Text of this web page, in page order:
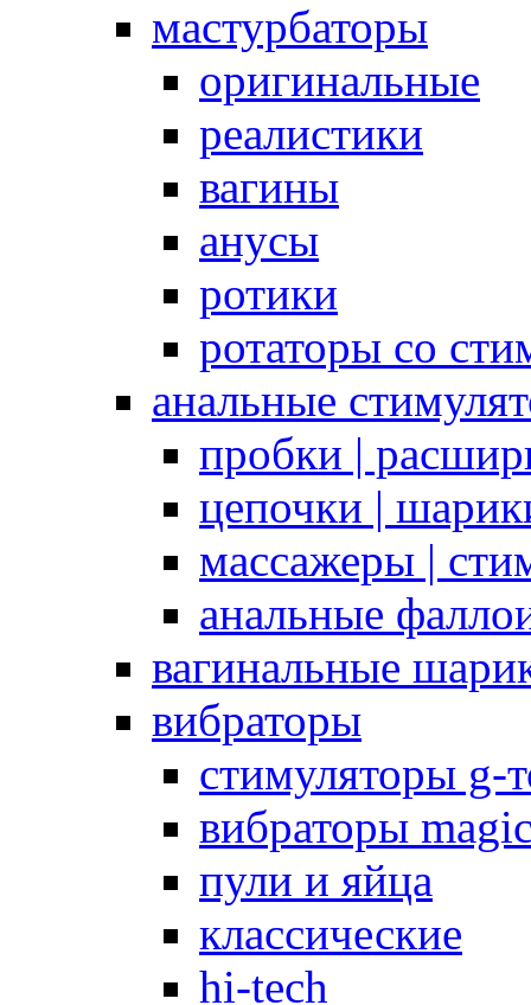
мастурбаторы
оригинальные
реалистики
вагины
анусы
ротики
ротаторы со
анальные
пробки |
цепочки |
массажеры |
анальные
вагинальные
вибраторы
стимуляторы g-
вибраторы
пули и яйца
классические
hi-tech